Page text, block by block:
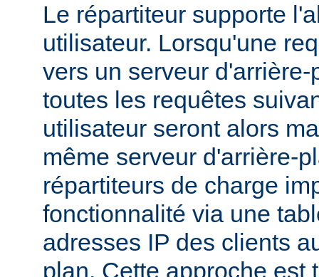
Le répartiteur supporte
utilisateur. Lorsqu'une
vers un serveur
toutes les requêtes
utilisateur seront alors
même serveur d'arrière-
répartiteurs de charge
fonctionnalité via une
adresses IP des clients
plan. Cette approche est